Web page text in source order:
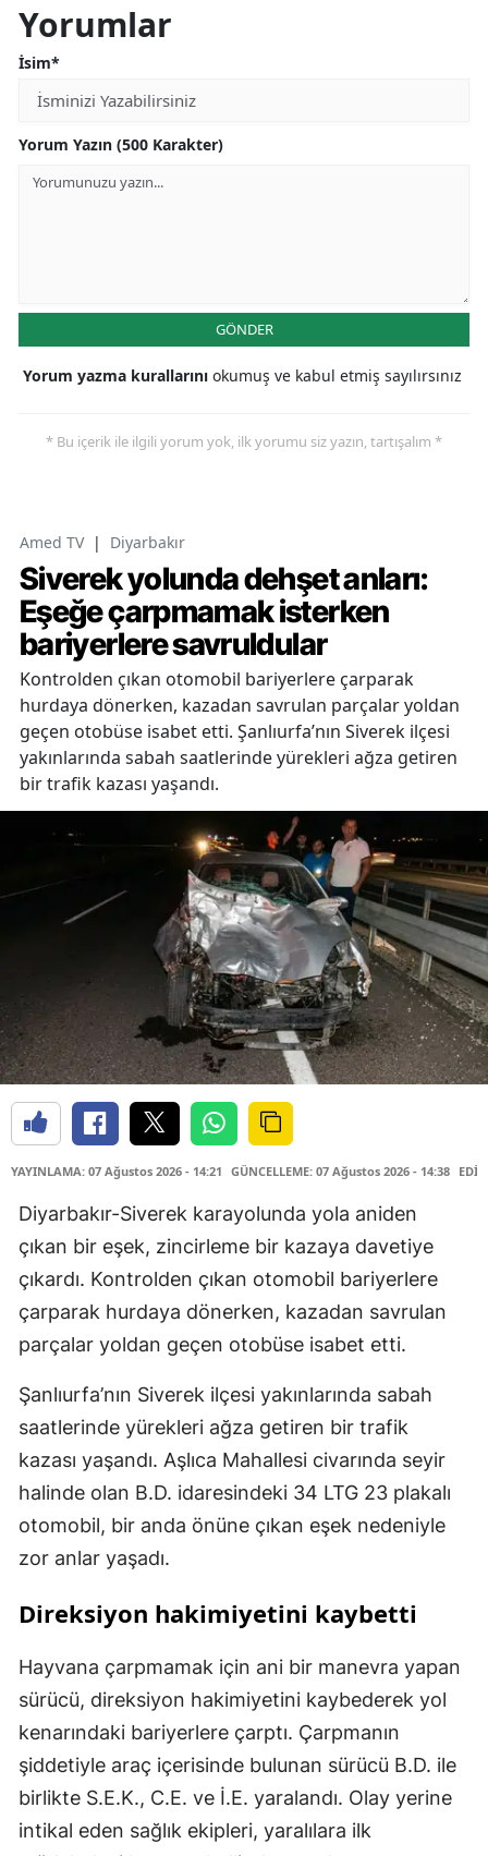
Yorumlar
İsim*
Yorum Yazın (500 Karakter)
GÖNDER
Yorum yazma kurallarını okumuş ve kabul etmiş sayılırsınız
* Bu içerik ile ilgili yorum yok, ilk yorumu siz yazın, tartışalım *
Amed TV | Diyarbakır
Siverek yolunda dehşet anları:
Eşeğe çarpmamak isterken
bariyerlere savruldular
Kontrolden çıkan otomobil bariyerlere çarparak
hurdaya dönerken, kazadan savrulan parçalar yoldan
geçen otobüse isabet etti. Şanlıurfa’nın Siverek ilçesi
yakınlarında sabah saatlerinde yürekleri ağza getiren
bir trafik kazası yaşandı.
YAYINLAMA: 07 Ağustos 2026 - 14:21 GÜNCELLEME: 07 Ağustos 2026 - 14:38
Diyarbakır-Siverek karayolunda yola aniden
çıkan bir eşek, zincirleme bir kazaya davetiye
çıkardı. Kontrolden çıkan otomobil bariyerlere
çarparak hurdaya dönerken, kazadan savrulan
parçalar yoldan geçen otobüse isabet etti.
Şanlıurfa’nın Siverek ilçesi yakınlarında sabah
saatlerinde yürekleri ağza getiren bir trafik
kazası yaşandı. Aşlıca Mahallesi civarında seyir
halinde olan B.D. idaresindeki 34 LTG 23 plakalı
otomobil, bir anda önüne çıkan eşek nedeniyle
zor anlar yaşadı.
Direksiyon hakimiyetini kaybetti
Hayvana çarpmamak için ani bir manevra yapan
sürücü, direksiyon hakimiyetini kaybederek yol
kenarındaki bariyerlere çarptı. Çarpmanın
şiddetiyle araç içerisinde bulunan sürücü B.D. ile
birlikte S.E.K., C.E. ve İ.E. yaralandı. Olay yerine
intikal eden sağlık ekipleri, yaralılara ilk